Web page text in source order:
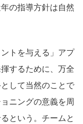
の指導方針は自然
トを与える」アプ
するために、万全
して当然のことで
ニングの意義を周
という。チームと